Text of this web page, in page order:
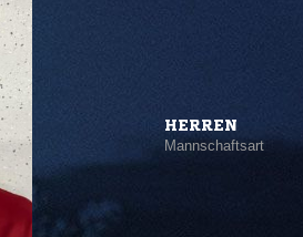
HERREN
Mannschaftsart